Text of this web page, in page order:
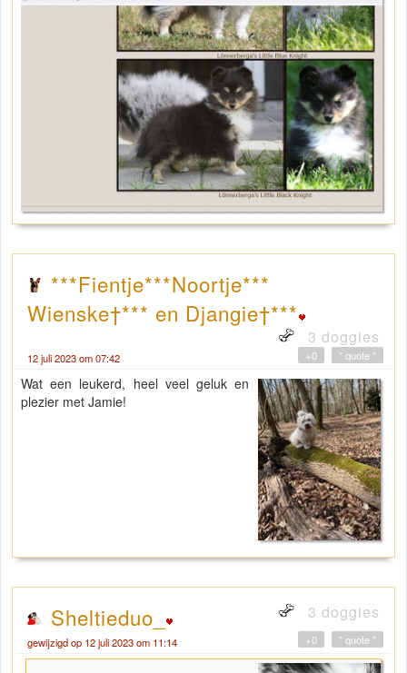
***Fientje***Noortje***
Wienske†*** en Djangie†***
3 doggies
12 juli 2023 om 07:42 " quote "
+0
Wat een leukerd, heel veel geluk en
plezier met Jamie!
Sheltieduo_ 3 doggies
gewijzigd op 12 juli 2023 om 11:14 " quote "
+0